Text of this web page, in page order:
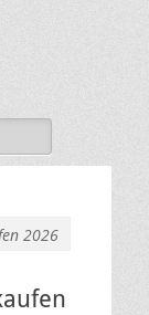
2026